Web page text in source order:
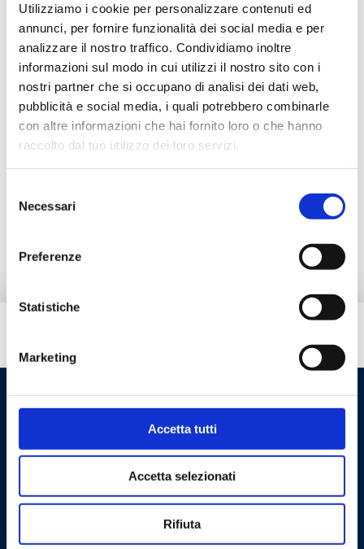
Utilizziamo i cookie per personalizzare contenuti ed
annunci, per fornire funzionalità dei social media e per
analizzare il nostro traffico. Condividiamo inoltre
informazioni sul modo in cui utilizzi il nostro sito con i
nostri partner che si occupano di analisi dei dati web,
pubblicità e social media, i quali potrebbero combinarle
con altre informazioni che hai fornito loro o che hanno
raccolto dal tuo utilizzo dei loro servizi.
delNecessari
Preferenze
Statistiche
Marketing
Accetta tutti
Accetta selezionati
Rifiuta
Bivalent mixing valve
Working temperature range: 0–110 °C
Rotation angle: 90°
Leakage: <0,1%
Suitable fluids: water for heating systems,
Max working pressure: 10 bar
Cookie Policy Privacy Policy